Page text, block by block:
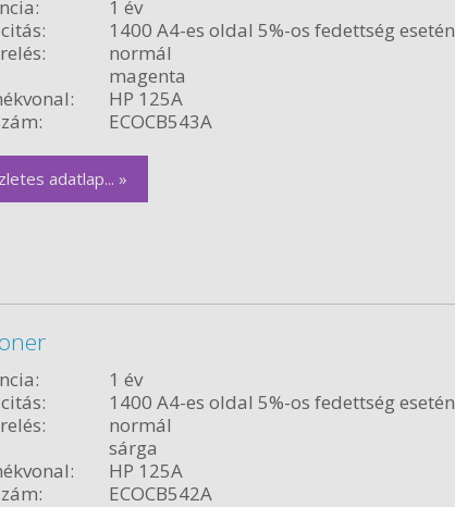
1 év
1400 A4-es oldal 5%-os fedettség esetén
normál
magenta
HP 125A
ECOCB543A
adatlap... »
1 év
1400 A4-es oldal 5%-os fedettség esetén
normál
sárga
HP 125A
ECOCB542A